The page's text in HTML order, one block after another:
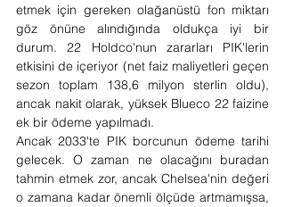
etmek için gereken olağanüstü fon miktarı
göz önüne alındığında oldukça iyi bir
durum. 22 Holdco'nun zararları PIK'lerin
etkisini de içeriyor (net faiz maliyetleri geçen
sezon toplam 138,6 milyon sterlin oldu),
ancak nakit olarak, yüksek Blueco 22 faizine
ek bir ödeme yapılmadı.
Ancak 2033'te PIK borcunun ödeme tarihi
gelecek. O zaman ne olacağını buradan
tahmin etmek zor, ancak Chelsea'nin değeri
o zamana kadar önemli ölçüde artmamışsa,